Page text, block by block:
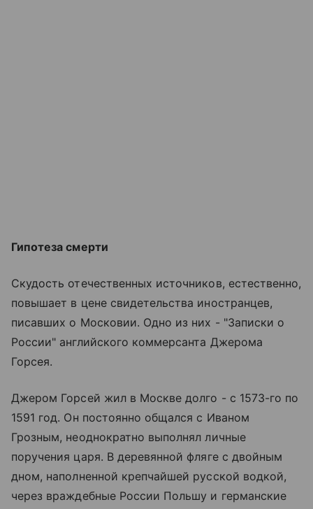
Гипотеза смерти
Скудость отечественных источников, естественно,
повышает в цене свидетельства иностранцев,
писавших о Московии. Одно из них - "Записки о
России" английского коммерсанта Джерома
Горсея.
Джером Горсей жил в Москве долго - с 1573-го по
1591 год. Он постоянно общался с Иваном
Грозным, неоднократно выполнял личные
поручения царя. В деревянной фляге с двойным
дном, наполненной крепчайшей русской водкой,
через враждебные России Польшу и германские